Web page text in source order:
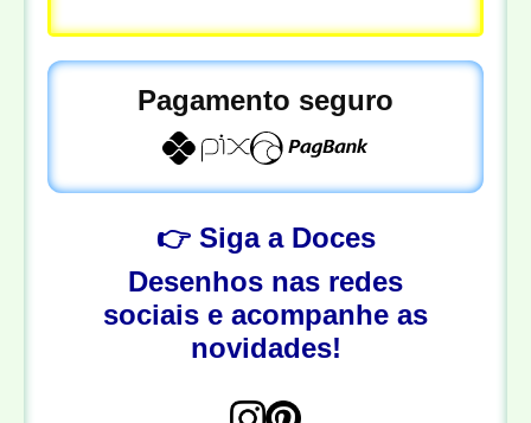
Pagamento seguro
👉 Siga a Doces
Desenhos nas redes
sociais e acompanhe as
novidades!